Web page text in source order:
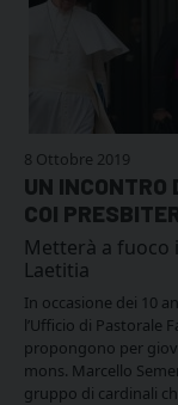
8 Ottobre 2019
UN INCONTRO
COI
Metterà a fuoco
Laetitia
In occasione dei 10
l’Ufficio di Pastorale
propongono per
mons. Marcello
gruppo di cardinali